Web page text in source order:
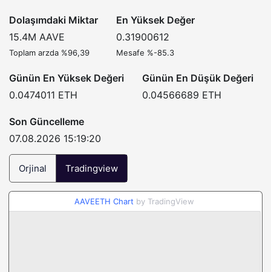
Dolaşımdaki Miktar
15.4M AAVE
Toplam arzda %96,39
En Yüksek Değer
0.31900612
Mesafe %-85.3
Günün En Yüksek Değeri
0.0474011 ETH
Günün En Düşük Değeri
0.04566689 ETH
Son Güncelleme
07.08.2026 15:19:20
Orjinal Tradingview
AAVEETH Chart by TradingView